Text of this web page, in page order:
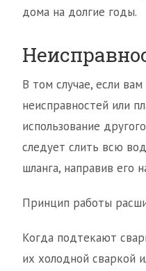
дома на долгие годы.
В том случае, если
неисправностей или
использование
следует слить всю
шланга, направив его
Принцип работы
Когда подтекают
их холодной сваркой